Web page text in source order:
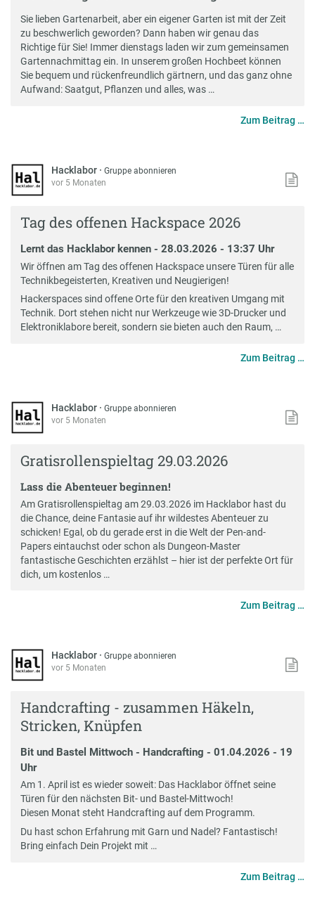
Sie lieben Gartenarbeit, aber ein eigener Garten ist mit der Zeit
zu beschwerlich geworden? Dann haben wir genau das
Richtige für Sie! Immer dienstags laden wir zum gemeinsamen
Gartennachmittag ein. In unserem großen Hochbeet können
Sie bequem und rückenfreundlich gärtnern, und das ganz ohne
Aufwand: Saatgut, Pflanzen und alles, was …
Zum Beitrag …
Hacklabor ·Gruppe abonnieren
vor 5 Monaten
Tag des offenen Hackspace 2026
Lernt das Hacklabor kennen - 28.03.2026 - 13:37 Uhr
Wir öffnen am Tag des offenen Hackspace unsere Türen für alle
Technikbegeisterten, Kreativen und Neugierigen!
Hackerspaces sind offene Orte für den kreativen Umgang mit
Technik. Dort stehen nicht nur Werkzeuge wie 3D-Drucker und
Elektroniklabore bereit, sondern sie bieten auch den Raum, …
Zum Beitrag …
Hacklabor ·Gruppe abonnieren
vor 5 Monaten
Gratisrollenspieltag 29.03.2026
Lass die Abenteuer beginnen!
Am Gratisrollenspieltag am 29.03.2026 im Hacklabor hast du
die Chance, deine Fantasie auf ihr wildestes Abenteuer zu
schicken! Egal, ob du gerade erst in die Welt der Pen-and-
Papers eintauchst oder schon als Dungeon-Master
fantastische Geschichten erzählst – hier ist der perfekte Ort für
dich, um kostenlos …
Zum Beitrag …
Hacklabor ·Gruppe abonnieren
vor 5 Monaten
Handcrafting - zusammen Häkeln,
Stricken, Knüpfen
Bit und Bastel Mittwoch - Handcrafting - 01.04.2026 - 19
Uhr
Am 1. April ist es wieder soweit: Das Hacklabor öffnet seine
Türen für den nächsten Bit- und Bastel-Mittwoch!
Diesen Monat steht Handcrafting auf dem Programm.
Du hast schon Erfahrung mit Garn und Nadel? Fantastisch!
Bring einfach Dein Projekt mit …
Zum Beitrag …